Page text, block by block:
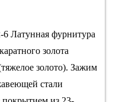
6 Латунная фурнитура
золота
золото). Зажим
стали